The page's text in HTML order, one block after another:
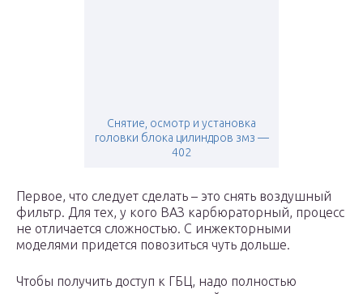
Снятие, осмотр и установка
головки блока цилиндров змз —
402
Первое, что следует сделать – это снять воздушный
фильтр. Для тех, у кого ВАЗ карбюраторный, процесс
не отличается сложностью. С инжекторными
моделями придется повозиться чуть дольше.
Чтобы получить доступ к ГБЦ, надо полностью